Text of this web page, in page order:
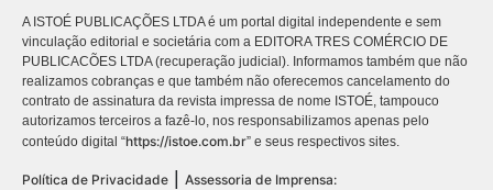
A ISTOÉ PUBLICAÇÕES LTDA é um portal digital independente e sem
vinculação editorial e societária com a EDITORA TRES COMÉRCIO DE
PUBLICACÕES LTDA (recuperação judicial). Informamos também que não
realizamos cobranças e que também não oferecemos cancelamento do
contrato de assinatura da revista impressa de nome ISTOÉ, tampouco
autorizamos terceiros a fazê-lo, nos responsabilizamos apenas pelo
conteúdo digital “https://istoe.com.br” e seus respectivos sites.
Política de Privacidade
Assessoria de Imprensa: